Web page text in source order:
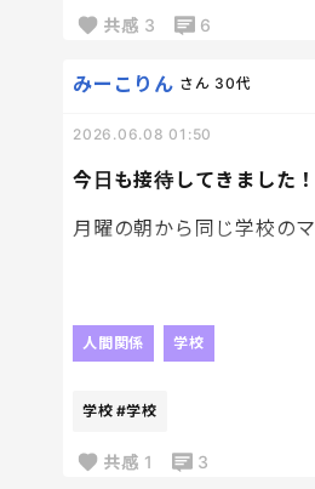
しかも止めても「好きな
本人は大満足で食べてい
そう思いながらも、朝の
共感 3 6
今日も接待してきました！
みーこりん さん 30代
2026.06.08 01:50
月曜の朝から同じ学校の
そうだよねー。
全く同調できん。
人間関係 学校
学校 #学校
共感 1 3